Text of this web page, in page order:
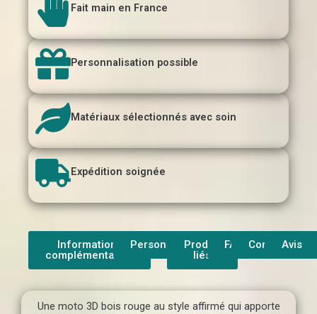
Fait main en France
Personnalisation possible
Matériaux sélectionnés avec soin
Expédition soignée
Informations
complémentaires
Personnalisation
Produit
liés
FAQ ContactAvis
Une moto 3D bois rouge au style affirmé qui apporte